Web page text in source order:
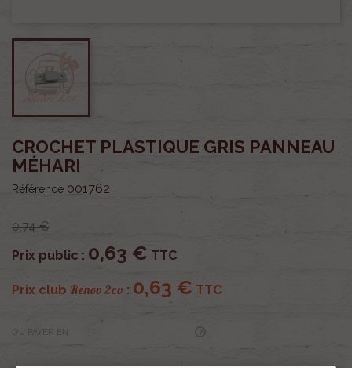
CROCHET PLASTIQUE GRIS PANNEAU
MÉHARI
Référence 001762
0,74 €
Prix public : 0,63 € TTC
Prix club Renov 2cv : 0,63 € TTC
OU PAYER EN